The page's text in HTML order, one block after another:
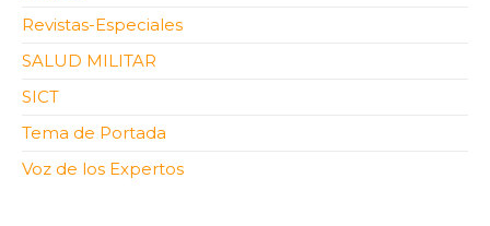
Revistas-Especiales
SALUD MILITAR
SICT
Tema de Portada
Voz de los Expertos